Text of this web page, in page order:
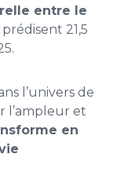
entre le
21,5
l’univers de
l’ampleur et
en